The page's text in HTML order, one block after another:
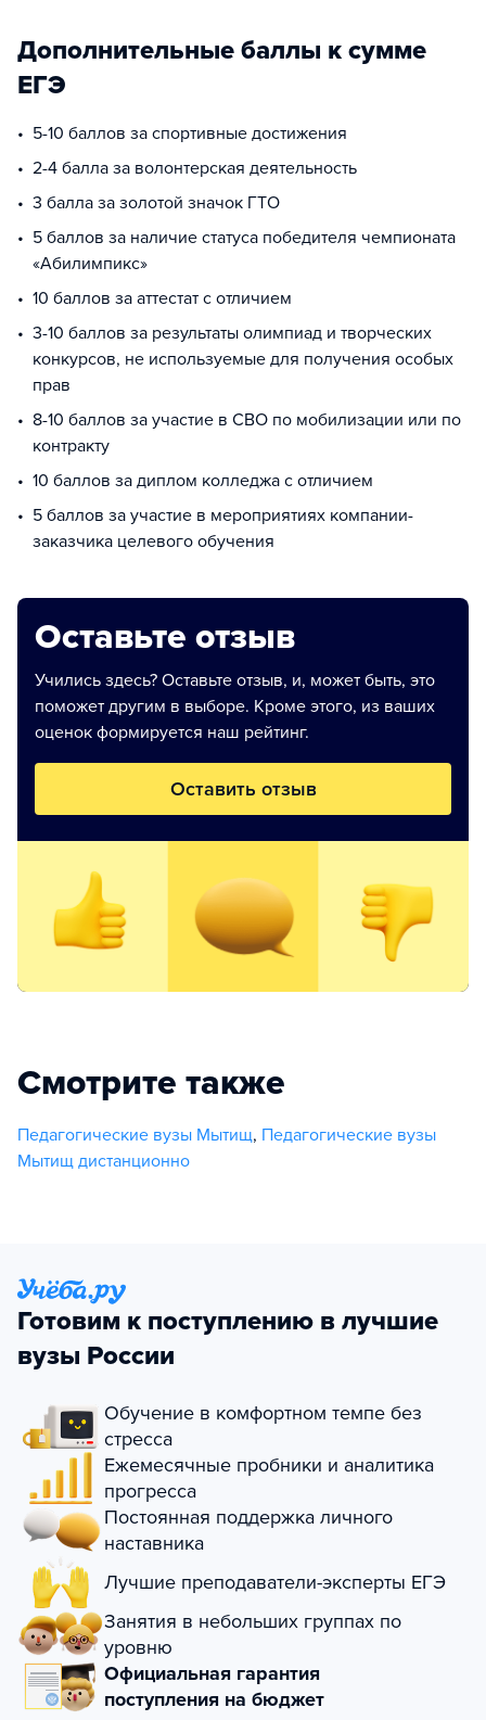
Дополнительные баллы к сумме
ЕГЭ
5-10 баллов за спортивные достижения
2-4 балла за волонтерская деятельность
3 балла за золотой значок ГТО
5 баллов за наличие статуса победителя чемпионата
«Абилимпикс»
10 баллов за аттестат с отличием
3-10 баллов за результаты олимпиад и творческих
конкурсов, не используемые для получения особых
прав
8-10 баллов за участие в СВО по мобилизации или по
контракту
10 баллов за диплом колледжа с отличием
5 баллов за участие в мероприятиях компании-
заказчика целевого обучения
Оставьте отзыв
Учились здесь? Оставьте отзыв, и, может быть, это
поможет другим в выборе. Кроме этого, из ваших
оценок формируется наш рейтинг.
Оставить отзыв
Смотрите также
Педагогические вузы Мытищ, Педагогические вузы
Мытищ дистанционно
Готовим к поступлению в лучшие
вузы России
Обучение в комфортном темпе без
стресса
Ежемесячные пробники и аналитика
прогресса
Постоянная поддержка личного
наставника
Лучшие преподаватели-эксперты ЕГЭ
Занятия в небольших группах по
уровню
Официальная гарантия
поступления на бюджет